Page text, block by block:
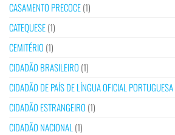
CASAMENTO PRECOCE(1)
CATEQUESE(1)
CEMITÉRIO (1)
CIDADÃO BRASILEIRO (1)
CIDADÃO DE PAÍS DE LÍNGUA OFICIAL PORTUGUESA
CIDADÃO ESTRANGEIRO (1)
CIDADÃO NACIONAL (1)